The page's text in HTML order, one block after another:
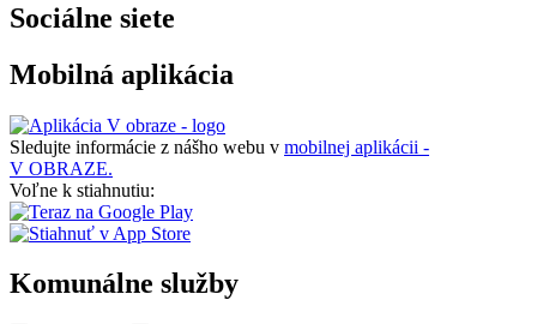
Sociálne siete
Mobilná aplikácia
Sledujte informácie z nášho webu v mobilnej aplikácii -
V OBRAZE.
Voľne k stiahnutiu:
Komunálne služby